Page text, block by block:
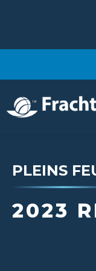
PLEINS
2023